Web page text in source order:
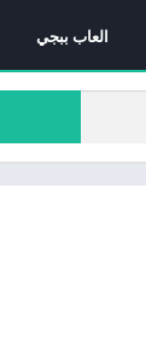
العاب ببجي